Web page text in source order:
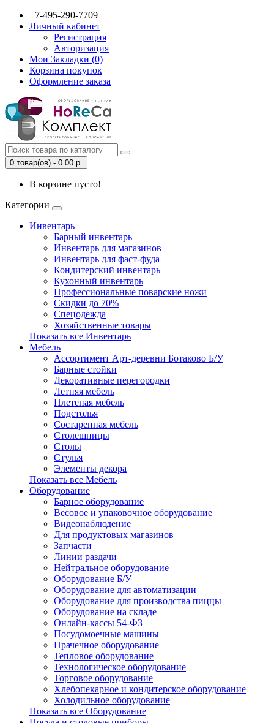
+7-495-290-7709
Личный кабинет
Регистрация
Авторизация
Мои Закладки (0)
Корзина покупок
Оформление заказа
0 товар(ов) - 0.00 р.
В корзине пусто!
Категории
Инвентарь
Барный инвентарь
Инвентарь для магазинов
Инвентарь для фаст-фуда
Кондитерский инвентарь
Кухонный инвентарь
Профессиональные поварские ножи
Скидки до 70%
Спецодежда
Хозяйственные товары
Показать все Инвентарь
Мебель
Ассортимент Арт-деревни Ботаково Б/У
Барные стойки
Декоративные перегородки
Летняя мебель
Плетеная мебель
Подстолья
Состаренная мебель
Столешницы
Столы
Стулья
Элементы декора
Показать все Мебель
Оборудование
Барное оборудование
Весовое и упаковочное оборудование
Видеонаблюдение
Для продуктовых магазинов
Запчасти
Линии раздачи
Нейтральное оборудование
Оборудование Б/У
Оборудование для автоматизации
Оборудование для производства пиццы
Оборудование на складе
Онлайн-кассы 54-ФЗ
Посудомоечные машины
Прачечное оборудование
Тепловое оборудование
Технологическое оборудование
Торговое оборудование
Хлебопекарное и кондитерское оборудование
Холодильное оборудование
Показать все Оборудование